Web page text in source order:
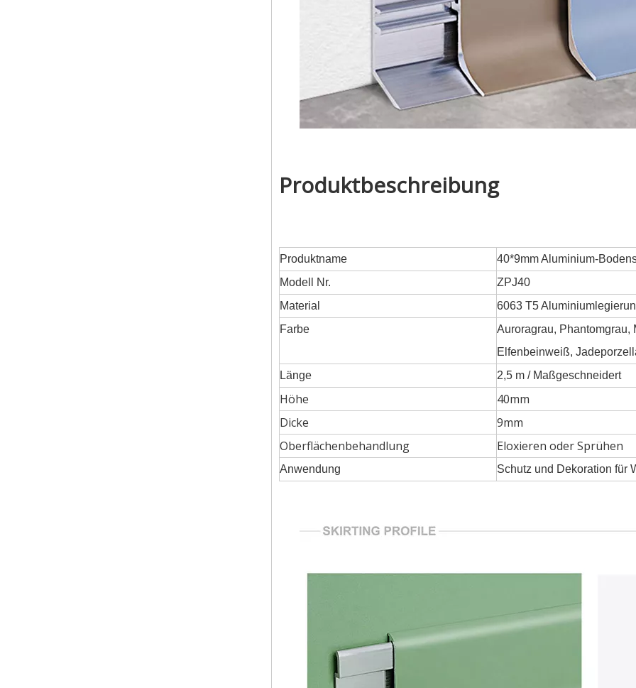
Produktbeschreibung
Produktname
40*9mm Aluminium-
Modell Nr.
ZPJ40
Material
6063 T5
Farbe
Auroragrau, Phantomgrau,
Elfenbeinweiß,
Länge
2,5 m / Maßgeschneidert
Höhe
40mm
Dicke
9mm
Oberflächenbehandlung
Eloxieren oder Sprühen
Anwendung Schutz und Dekoration für